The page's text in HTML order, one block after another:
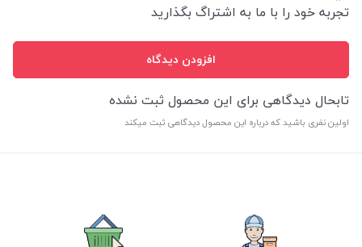
تجربه خود را با ما به اشتراگ بگذارید
افزودن دیدگاه
تابحال دیدگاهی برای این محصول ثبت نشده
اولین نفری باشید که درباره این محصول دیدگاهی ثبت میکند